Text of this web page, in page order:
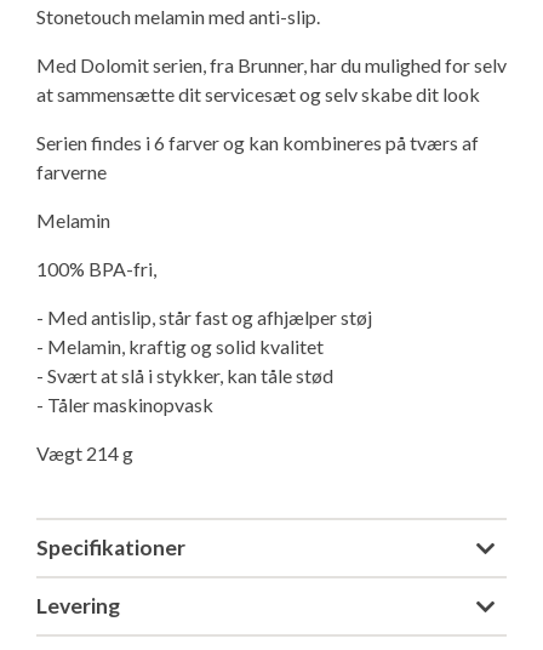
Isabella Lufttelte
Isabella weekend- og vinterfortelte
Isabella fortelte til specialvogne
Isabella Opstillingsvejledninger
3 spændende ideer til campingvognen
GPS tracker til autocamper og campingvogn
GPDR - Optagelse af foto og video
GPDR - KG Camping Kundeklub
Stonetouch melamin med anti-slip.
Med Dolomit serien, fra Brunner, har du mulighed for selv
at sammensætte dit servicesæt og selv skabe dit look
Serien findes i 6 farver og kan kombineres på tværs af
farverne
Melamin
100% BPA-fri,
- Med antislip, står fast og afhjælper støj
- Melamin, kraftig og solid kvalitet
- Svært at slå i stykker, kan tåle stød
- Tåler maskinopvask
Vægt 214 g
Specifikationer
Levering